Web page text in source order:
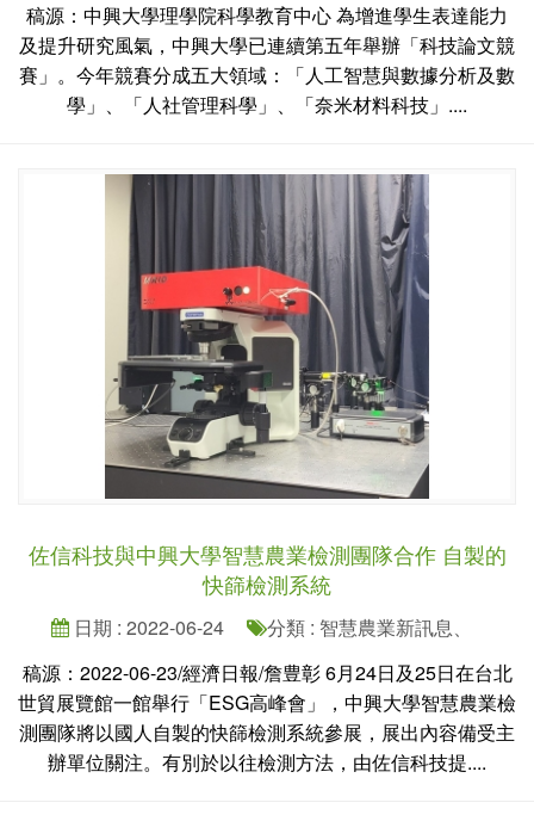
稿源：中興大學理學院科學教育中心 為增進學生表達能力
及提升研究風氣，中興大學已連續第五年舉辦「科技論文競
賽」。今年競賽分成五大領域：「人工智慧與數據分析及數
學」、「人社管理科學」、「奈米材料科技」....
佐信科技與中興大學智慧農業檢測團隊合作 自製的
快篩檢測系統
日期 : 2022-06-24
分類 : 智慧農業新訊息、
稿源：2022-06-23/經濟日報/詹豊彰 6月24日及25日在台北
世貿展覽館一館舉行「ESG高峰會」，中興大學智慧農業檢
測團隊將以國人自製的快篩檢測系統參展，展出內容備受主
辦單位關注。有別於以往檢測方法，由佐信科技提....